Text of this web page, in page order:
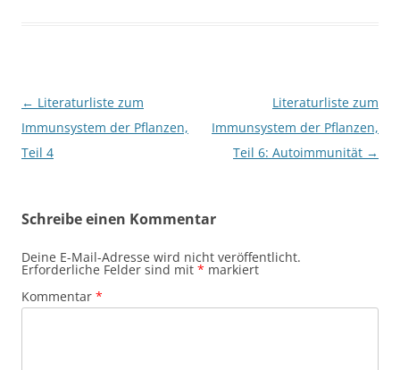
Beitragsnavigation
← Literaturliste zum
Immunsystem der Pflanzen,
Teil 4
Literaturliste zum
Immunsystem der Pflanzen,
Teil 6: Autoimmunität →
Schreibe einen Kommentar
Deine E-Mail-Adresse wird nicht veröffentlicht.
Erforderliche Felder sind mit * markiert
Kommentar *